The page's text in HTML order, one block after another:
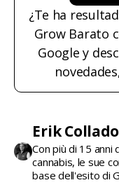
¿Te ha
Grow Barato
Google y
Erik
Con più di 15
cannabis, le sue
base dell'esito di